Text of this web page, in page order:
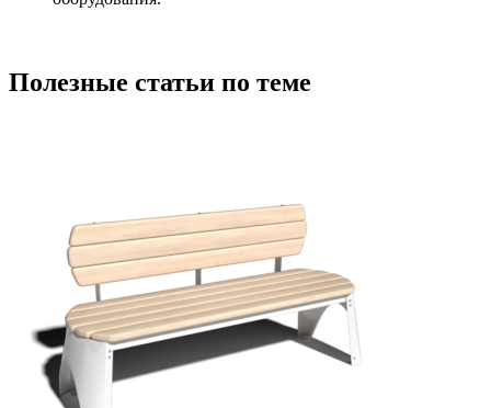
Полезные статьи по теме